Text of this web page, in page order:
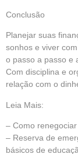
Conclusão
Planejar suas
sonhos e viver
o passo a passo e
Com disciplina e
relação com o
Leia Mais:
– Como
– Reserva de
básicos de